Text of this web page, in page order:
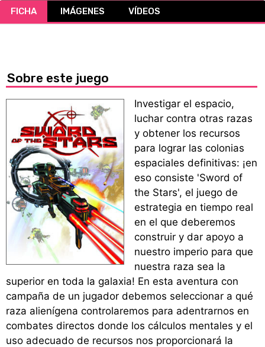
FICHA IMÁGENES VÍDEOS
Sobre este juego
Investigar el espacio,
luchar contra otras razas
y obtener los recursos
para lograr las colonias
espaciales definitivas: ¡en
eso consiste 'Sword of
the Stars', el juego de
estrategia en tiempo real
en el que deberemos
construir y dar apoyo a
nuestro imperio para que
nuestra raza sea la
superior en toda la galaxia! En esta aventura con
campaña de un jugador debemos seleccionar a qué
raza alienígena controlaremos para adentrarnos en
combates directos donde los cálculos mentales y el
uso adecuado de recursos nos proporcionará la